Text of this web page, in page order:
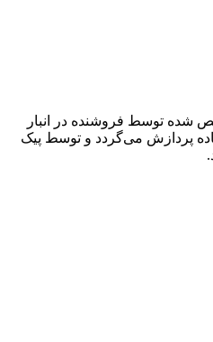
شده توسط فروشنده در انبار
پردازش می‌گردد و توسط پیک